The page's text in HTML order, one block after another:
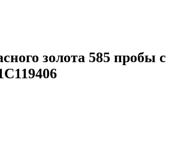
золота 585 пробы с